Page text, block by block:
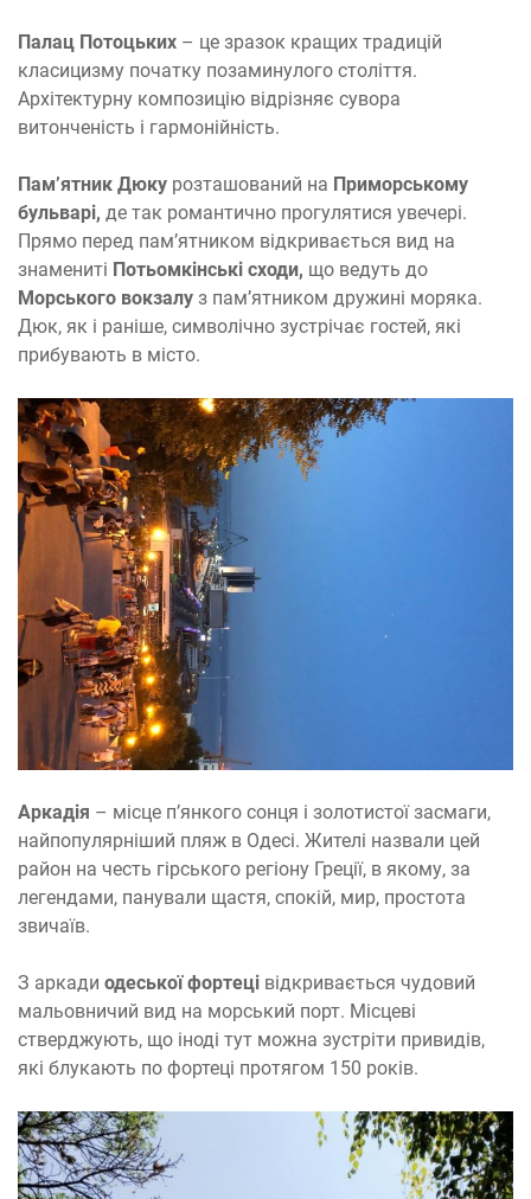
Палац Потоцьких – це зразок кращих традицій
класицизму початку позаминулого століття.
Архітектурну композицію відрізняє сувора
витонченість і гармонійність.
Пам’ятник Дюку розташований на Приморському
бульварі, де так романтично прогулятися увечері.
Прямо перед пам’ятником відкривається вид на
знамениті Потьомкінські сходи, що ведуть до
Морського вокзалу з пам’ятником дружині моряка.
Дюк, як і раніше, символічно зустрічає гостей, які
прибувають в місто.
Аркадія – місце п’янкого сонця і золотистої засмаги,
найпопулярніший пляж в Одесі. Жителі назвали цей
район на честь гірського регіону Греції, в якому, за
легендами, панували щастя, спокій, мир, простота
звичаїв.
З аркади одеської фортеці відкривається чудовий
мальовничий вид на морський порт. Місцеві
стверджують, що іноді тут можна зустріти привидів,
які блукають по фортеці протягом 150 років.